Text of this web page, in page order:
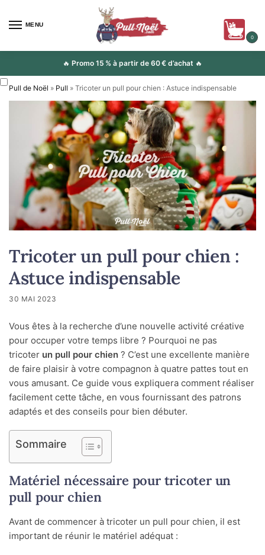
MENU
0
🔥 Promo 15 % à partir de 60 € d’achat 🔥
Pull de Noël » Pull » Tricoter un pull pour chien : Astuce indispensable
Tricoter un pull pour chien :
Astuce indispensable
30 MAI 2023
Vous êtes à la recherche d’une nouvelle activité créative
pour occuper votre temps libre ? Pourquoi ne pas
tricoter un pull pour chien ? C’est une excellente manière
de faire plaisir à votre compagnon à quatre pattes tout en
vous amusant. Ce guide vous expliquera comment réaliser
facilement cette tâche, en vous fournissant des patrons
adaptés et des conseils pour bien débuter.
Sommaire
Matériel nécessaire pour tricoter un
pull pour chien
Avant de commencer à tricoter un pull pour chien, il est
important de réunir le matériel adéquat :